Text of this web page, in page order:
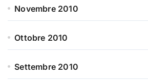
Novembre 2010
Ottobre 2010
Settembre 2010